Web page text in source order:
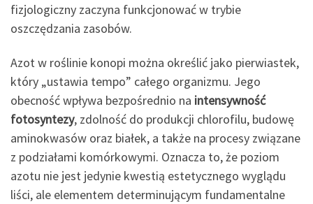
fizjologiczny zaczyna funkcjonować w trybie
oszczędzania zasobów.
Azot w roślinie konopi można określić jako pierwiastek,
który „ustawia tempo” całego organizmu. Jego
obecność wpływa bezpośrednio na intensywność
fotosyntezy, zdolność do produkcji chlorofilu, budowę
aminokwasów oraz białek, a także na procesy związane
z podziałami komórkowymi. Oznacza to, że poziom
azotu nie jest jedynie kwestią estetycznego wyglądu
liści, ale elementem determinującym fundamentalne